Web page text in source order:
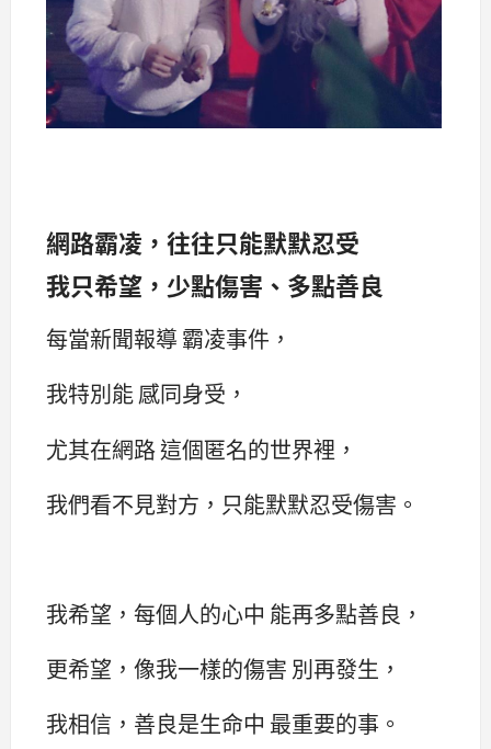
網路霸凌，往往只能默默忍受
我只希望，少點傷害、多點善良
每當新聞報導 霸凌事件，
我特別能 感同身受，
尤其在網路 這個匿名的世界裡，
我們看不見對方，只能默默忍受傷害。
我希望，每個人的心中 能再多點善良，
更希望，像我一樣的傷害 別再發生，
我相信，善良是生命中 最重要的事。